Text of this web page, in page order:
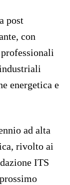
post
con
energetica e
ad alta
rivolto ai
ITS